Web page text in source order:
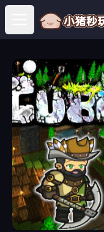
Open main menu